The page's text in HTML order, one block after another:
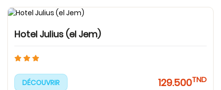
Hotel Julius (el Jem)
DÉCOUVRIR 129.500TND